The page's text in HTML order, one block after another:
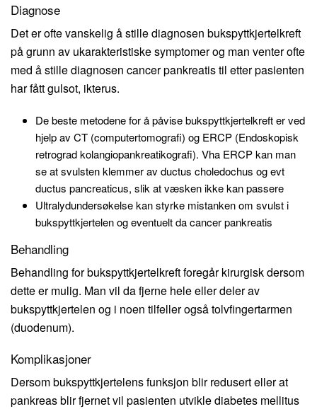
Diagnose
Det er ofte vanskelig å stille diagnosen bukspyttkjertelkreft
på grunn av ukarakteristiske symptomer og man venter ofte
med å stille diagnosen cancer pankreatis til etter pasienten
har fått gulsot, ikterus.
De beste metodene for å påvise bukspyttkjertelkreft er ved
hjelp av CT (computertomografi) og ERCP (Endoskopisk
retrograd kolangiopankreatikografi). Vha ERCP kan man
se at svulsten klemmer av ductus choledochus og evt
ductus pancreaticus, slik at væsken ikke kan passere
Ultralydundersøkelse kan styrke mistanken om svulst i
bukspyttkjertelen og eventuelt da cancer pankreatis
Behandling
Behandling for bukspyttkjertelkreft foregår kirurgisk dersom
dette er mulig. Man vil da fjerne hele eller deler av
bukspyttkjertelen og i noen tilfeller også tolvfingertarmen
(duodenum).
Komplikasjoner
Dersom bukspyttkjertelens funksjon blir redusert eller at
pankreas blir fjernet vil pasienten utvikle diabetes mellitus